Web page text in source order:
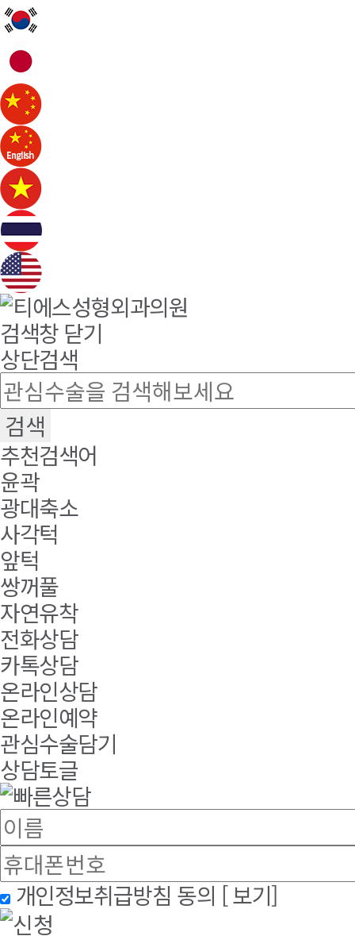
검색창 닫기
상단검색
추천검색어
윤곽
광대축소
사각턱
앞턱
쌍꺼풀
자연유착
전화상담
카톡상담
온라인상담
온라인예약
관심수술담기
상담토글
개인정보취급방침 동의 [ 보기]